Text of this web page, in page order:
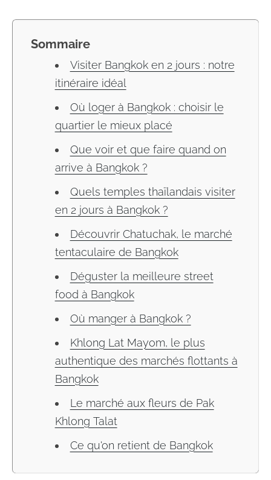
Sommaire
Visiter Bangkok en 2 jours : notre
itinéraire idéal
Où loger à Bangkok : choisir le
quartier le mieux placé
Que voir et que faire quand on
arrive à Bangkok ?
Quels temples thaïlandais visiter
en 2 jours à Bangkok ?
Découvrir Chatuchak, le marché
tentaculaire de Bangkok
Déguster la meilleure street
food à Bangkok
Où manger à Bangkok ?
Khlong Lat Mayom, le plus
authentique des marchés flottants à
Bangkok
Le marché aux fleurs de Pak
Khlong Talat
Ce qu'on retient de Bangkok